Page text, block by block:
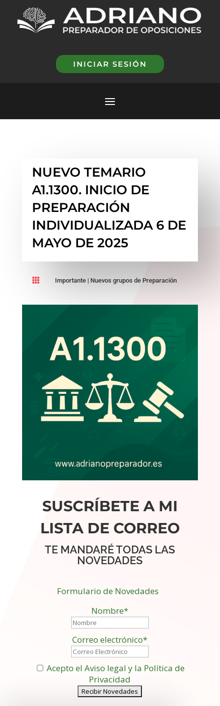
INICIAR SESIÓN
NUEVO TEMARIO
A1.1300. INICIO DE
PREPARACIÓN
INDIVIDUALIZADA 6 DE
MAYO DE 2025
 Importante| Nuevos grupos de Preparación
SUSCRÍBETE A MI
LISTA DE CORREO
TE MANDARÉ TODAS LAS
NOVEDADES
Formulario de Novedades
Nombre*
Correo electrónico*
Acepto el Aviso legal y la Política de
Privacidad